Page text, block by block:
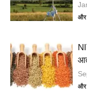
और
और